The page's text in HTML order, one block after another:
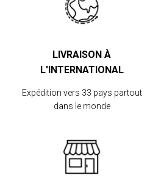
LIVRAISON À
L'INTERNATIONAL
Expédition vers 33 pays partout
dans le monde